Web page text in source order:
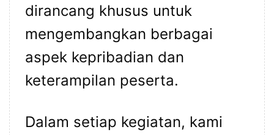
dirancang khusus untuk
mengembangkan berbagai
aspek kepribadian dan
keterampilan peserta.
Dalam setiap kegiatan, kami